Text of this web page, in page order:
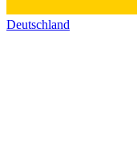
Deutschland